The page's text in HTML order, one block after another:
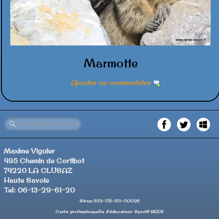
Marmotte
Ajouter un commentaire
Maxime Viguier
495 Chemin de Cortibot
74220 LA CLUSAZ
Haute Savoie
Tel: 06-13-29-61-20
Siren: 533-175-311-00026
Carte professionnelle d'éducateur Sportif BEES